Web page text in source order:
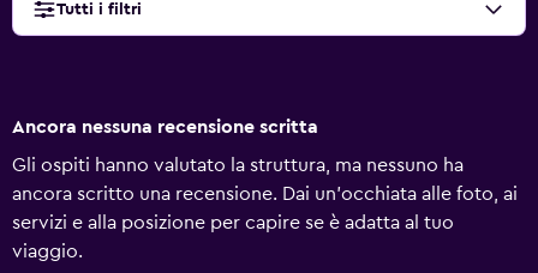
Tutti i filtri
Ancora nessuna recensione scritta
Gli ospiti hanno valutato la struttura, ma nessuno ha
ancora scritto una recensione. Dai un'occhiata alle foto, ai
servizi e alla posizione per capire se è adatta al tuo
viaggio.